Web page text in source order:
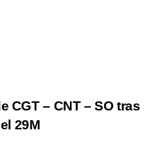
CGT – CNT – SO tras
29M